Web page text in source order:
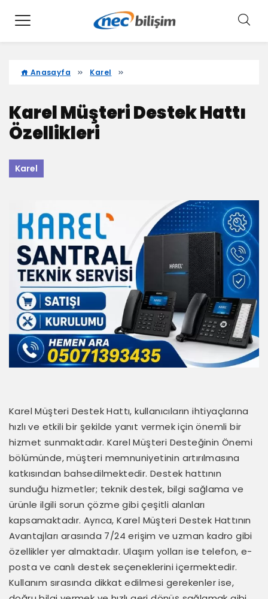
Anasayfa Karel
Karel Müşteri Destek Hattı
Özellikleri
Karel
Karel Müşteri Destek Hattı, kullanıcıların ihtiyaçlarına
hızlı ve etkili bir şekilde yanıt vermek için önemli bir
hizmet sunmaktadır. Karel Müşteri Desteğinin Önemi
bölümünde, müşteri memnuniyetinin artırılmasına
katkısından bahsedilmektedir. Destek hattının
sunduğu hizmetler; teknik destek, bilgi sağlama ve
ürünle ilgili sorun çözme gibi çeşitli alanları
kapsamaktadır. Ayrıca, Karel Müşteri Destek Hattının
Avantajları arasında 7/24 erişim ve uzman kadro gibi
özellikler yer almaktadır. Ulaşım yolları ise telefon, e-
posta ve canlı destek seçeneklerini içermektedir.
Kullanım sırasında dikkat edilmesi gerekenler ise,